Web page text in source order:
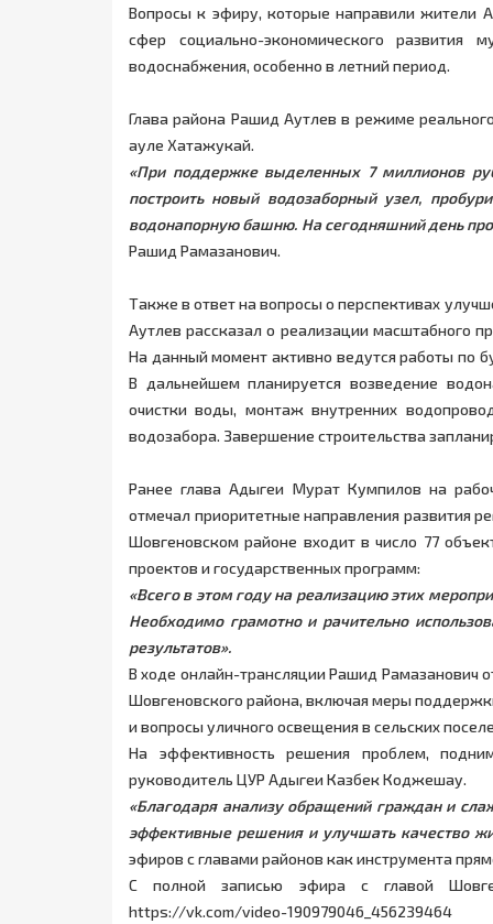
Вопросы к эфиру, которые направили жители
сфер социально-экономического развития
водоснабжения, особенно в летний период.
Глава района Рашид Аутлев в режиме
ауле Хатажукай.
«При поддержке выделенных 7 миллионов
построить новый водозаборный узел,
водонапорную башню. На сегодняшний день
Рашид Рамазанович.
Также в ответ на вопросы о перспективах
Аутлев рассказал о реализации масштабного
На данный момент активно ведутся работы по
В дальнейшем планируется возведение
очистки воды, монтаж внутренних
водозабора. Завершение строительства
Ранее глава Адыгеи Мурат Кумпилов на
отмечал приоритетные направления развития
Шовгеновском районе входит в число 77
проектов и государственных программ:
«Всего в этом году на реализацию этих
Необходимо грамотно и рачительно
результатов».
В ходе онлайн-трансляции Рашид Рамазанович
Шовгеновского района, включая меры
и вопросы уличного освещения в сельских
На эффективность решения проблем,
руководитель ЦУР Адыгеи Казбек Коджешау.
«Благодаря анализу обращений граждан и
эффективные решения и улучшать качество
эфиров с главами районов как инструмента
С полной записью эфира с главой
https://vk.com/video-190979046_456239464